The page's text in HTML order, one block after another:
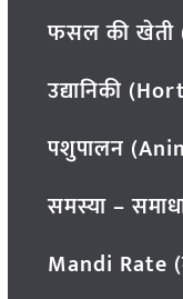
फसल की खेती
उद्यानिकी
पशुपालन
समस्या –
Mandi Rate